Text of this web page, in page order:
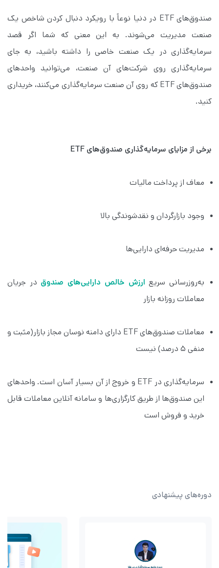
کنید.
برخی از مزایای سرمایه‌گذاری صندوق‌های ETF
معاف از پرداخت مالیات
وجود بازارگردان و نقدشوندگی بالا
مدیریت حرفه‌ای دارایی‌ها
به‌روزرسانی سریع ارزش خالص دارایی‌های صندوق
معاملات روزانه بازار
منفی ۵ درصد) نیست
خرید و فروش است
دوره‌های پیشنهادی